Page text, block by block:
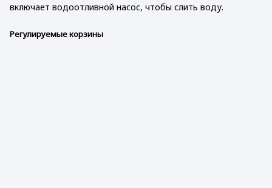
включает водоотливной насос, чтобы слить воду.
Регулируемые корзины